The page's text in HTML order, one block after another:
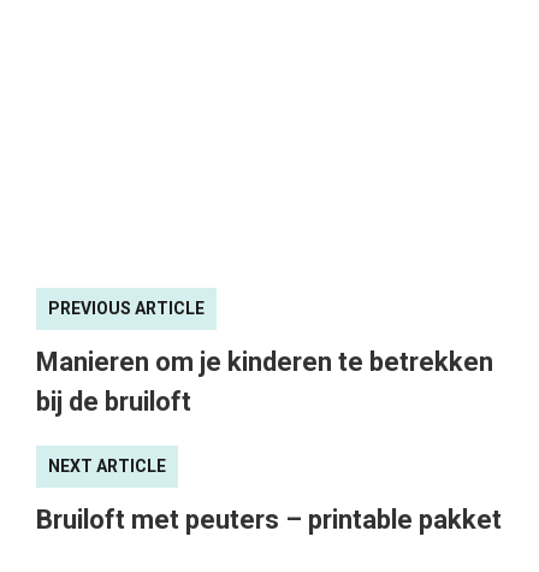
PREVIOUS ARTICLE
Manieren om je kinderen te betrekken
bij de bruiloft
NEXT ARTICLE
Bruiloft met peuters – printable pakket